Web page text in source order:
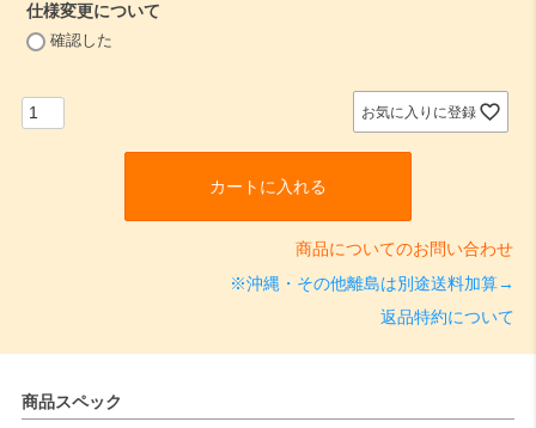
仕様変更について
確認した
お気に入りに登録
カートに入れる
商品についてのお問い合わせ
※沖縄・その他離島は別途送料加算→
返品特約について
商品スペック